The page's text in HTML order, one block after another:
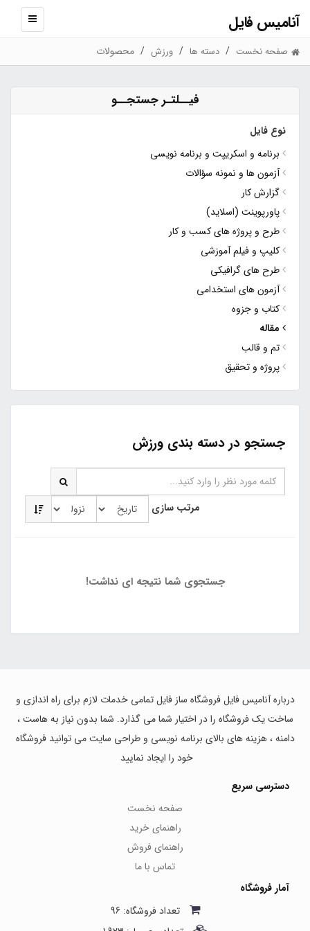
آنامیس فایل
نمایش
صفحه نخست دسته ها ورزش محصولات
فیــلتـر جستجــو
نوع فایل
برنامه و اسکریپت و برنامه نویسی
آزمون ها و نمونه سؤالات
گزارش کار
پاورپوینت (اسلاید)
طرح و پروژه های کسب و کار
کلیپ و فیلم آموزشی
طرح های گرافیکی
آزمون های استخدامی
کتاب و جزوه
مقاله
تم و قالب
پروژه و تحقیق
جستجو در دسته بندی ورزش
مرتب سازی
جستجوی شما نتیجه ای نداشت!
درباره آنامیس فایل فروشگاه ساز فایل تمامی خدمات لازم برای راه اندازی و
ساخت یک فروشگاه را در اختیار شما می گذارد. شما بدون نیاز به هاست ،
دامنه ، هزینه های بالای برنامه نویسی و طراحی سایت می توانید فروشگاه
خود را ایجاد نمایید
دسترسی سریع
صفحه نخست
راهنمای خرید
راهنمای فروش
تماس با ما
آمار فروشگاه
تعداد فروشگاه: 96